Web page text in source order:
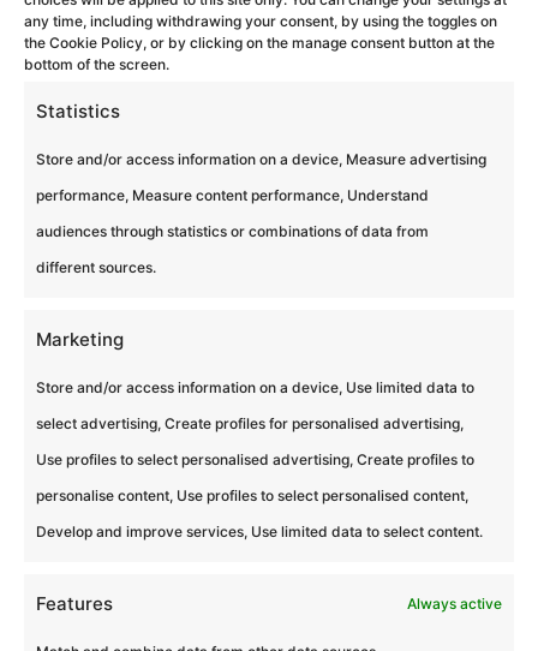
any time, including withdrawing your consent, by using the toggles on
the Cookie Policy, or by clicking on the manage consent button at the
bottom of the screen.
Statistics
Store and/or access information on a device, Measure advertising
performance, Measure content performance, Understand
audiences through statistics or combinations of data from
different sources.
Marketing
Store and/or access information on a device, Use limited data to
select advertising, Create profiles for personalised advertising,
Use profiles to select personalised advertising, Create profiles to
personalise content, Use profiles to select personalised content,
Develop and improve services, Use limited data to select content.
Features Always active
via un chat intégré pour une
sécurité optimale.
2-2h30